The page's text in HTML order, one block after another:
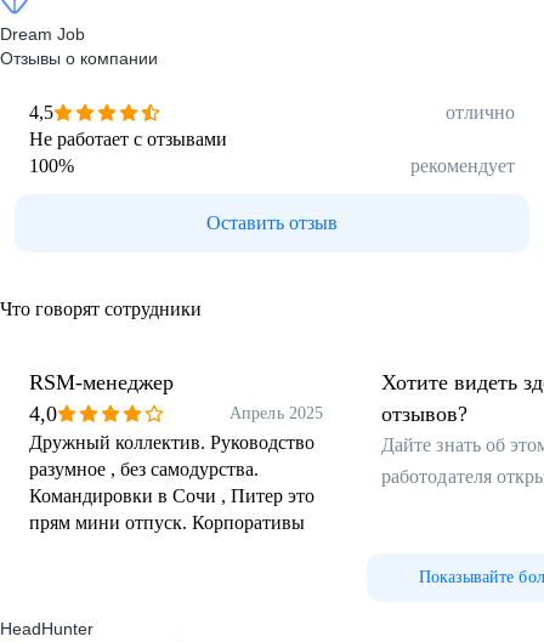
Dream Job
Отзывы о компании
4,5
отлично
Не работает с отзывами
100% рекомендует
Оставить отзыв
Что говорят сотрудники
RSM-менеджер
4,0
Апрель 2025
Дружный коллектив. Руководство
разумное , без самодурства.
Командировки в Сочи , Питер это
прям мини отпуск. Корпоративы
Хотите видеть
отзывов?
Дайте знать об
работодателя
Показывайте
HeadHunter